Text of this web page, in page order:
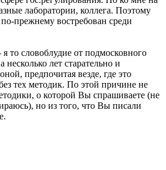
лаборатории, коллега. Поэтому
прежнему востребован среди
то словоблудие от подмосковного
лет старательно и
предпочитая везде, где это
тех методик. По этой причине не
о которой Вы спрашиваете (не
но из того, что Вы писали